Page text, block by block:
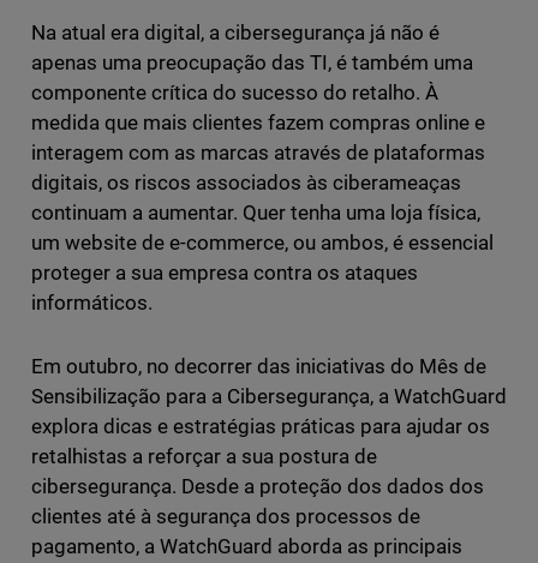
Na atual era digital, a cibersegurança já não é
apenas uma preocupação das TI, é também uma
componente crítica do sucesso do retalho. À
medida que mais clientes fazem compras online e
interagem com as marcas através de plataformas
digitais, os riscos associados às ciberameaças
continuam a aumentar. Quer tenha uma loja física,
um website de e-commerce, ou ambos, é essencial
proteger a sua empresa contra os ataques
informáticos.
Em outubro, no decorrer das iniciativas do Mês de
Sensibilização para a Cibersegurança, a WatchGuard
explora dicas e estratégias práticas para ajudar os
retalhistas a reforçar a sua postura de
cibersegurança. Desde a proteção dos dados dos
clientes até à segurança dos processos de
pagamento, a WatchGuard aborda as principais